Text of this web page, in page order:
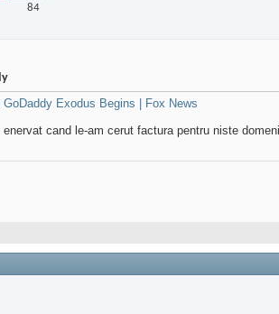
84
Exodus Begins | Fox News
cand le-am cerut factura pentru niste